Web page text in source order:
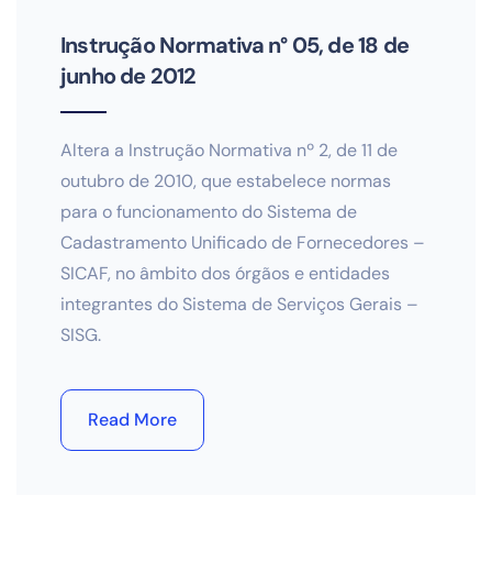
Instrução Normativa n° 05, de 18 de
junho de 2012
Altera a Instrução Normativa nº 2, de 11 de
outubro de 2010, que estabelece normas
para o funcionamento do Sistema de
Cadastramento Unificado de Fornecedores –
SICAF, no âmbito dos órgãos e entidades
integrantes do Sistema de Serviços Gerais –
SISG.
Read More